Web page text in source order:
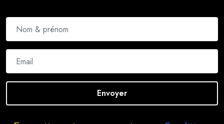
Envoyer